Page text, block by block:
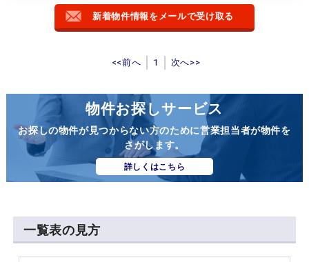
新着物件情報をメールで受け取る
<<前へ 1 次へ>>
物件お探しサービス
お探しの物件が見つからない方のために営業担当者が物件を
さがします。
詳しくはこちら
一覧表の見方